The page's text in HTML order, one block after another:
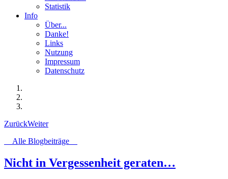
Statistik
Info
Über...
Danke!
Links
Nutzung
Impressum
Datenschutz
ZurückWeiter
Alle Blogbeiträge
Nicht in Vergessenheit geraten…